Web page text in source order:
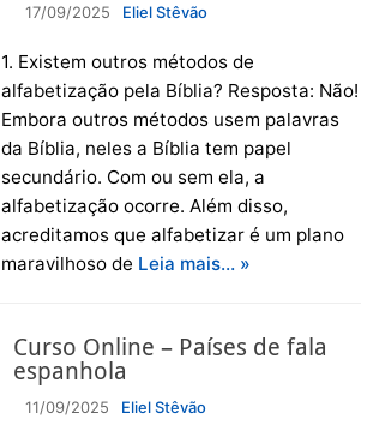
17/09/2025 Eliel Stêvão
1. Existem outros métodos de
alfabetização pela Bíblia? Resposta: Não!
Embora outros métodos usem palavras
da Bíblia, neles a Bíblia tem papel
secundário. Com ou sem ela, a
alfabetização ocorre. Além disso,
acreditamos que alfabetizar é um plano
maravilhoso de Leia mais… »
Curso Online – Países de fala
espanhola
11/09/2025 Eliel Stêvão